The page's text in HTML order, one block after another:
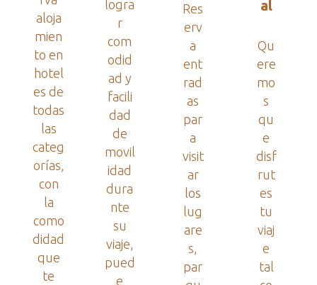
aloja
mien
to en
hotel
es de
todas
las
categ
orías,
con
la
como
didad
que
te
logra
r
com
odid
ad y
facili
dad
de
movil
idad
dura
nte
su
viaje,
pued
e
Res
erv
a
ent
rad
as
par
a
visit
ar
los
lug
are
s,
par
al
Qu
ere
mo
s
qu
e
disf
rut
es
tu
viaj
e
tal